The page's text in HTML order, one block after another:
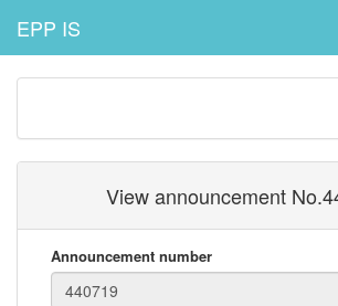
EPP IS
View announcement
Announcement number